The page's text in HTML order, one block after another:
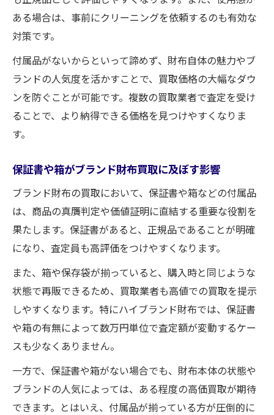
ある場合は、事前にクリーニングを依頼するのも有効な
対策です。
付属品がないからといって諦めず、財布自体の魅力やブ
ランドの人気度を活かすことで、買取価格の大幅なダウ
ンを防ぐことが可能です。複数の買取業者で査定を受け
ることで、より納得できる価格を見つけやすくなりま
す。
保証書や箱がブランド財布買取に及ぼす影響
ブランド財布の買取において、保証書や箱などの付属品
は、商品の真贋判定や価値証明に直結する重要な役割を
果たします。保証書があると、正規品であることが明確
になり、査定員も高評価をつけやすくなります。
また、箱や保存袋が揃っていると、購入時と同じような
状態で再販できるため、買取業者も高値での買取を提示
しやすくなります。特にハイブランド財布では、保証書
や箱の有無によって数万円単位で査定額が変動するケー
スも少なくありません。
一方で、保証書や箱がない場合でも、財布本体の状態や
ブランドの人気によっては、ある程度の高価買取が期待
できます。とはいえ、付属品が揃っている方が圧倒的に